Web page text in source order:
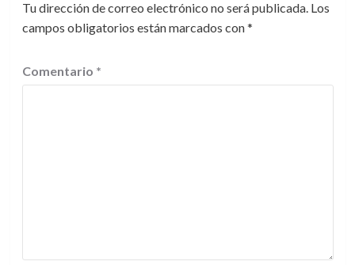
Tu dirección de correo electrónico no será publicada. Los
campos obligatorios están marcados con*
Comentario *